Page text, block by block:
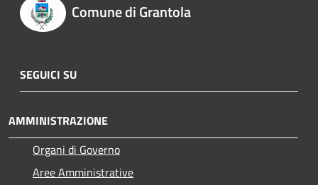
Comune di Grantola
SEGUICI SU
AMMINISTRAZIONE
Organi di Governo
Aree Amministrative